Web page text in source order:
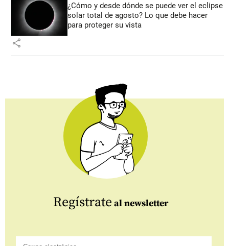
¿Cómo y desde dónde se puede ver el eclipse
solar total de agosto? Lo que debe hacer
para proteger su vista
share
Regístrate al newsletter